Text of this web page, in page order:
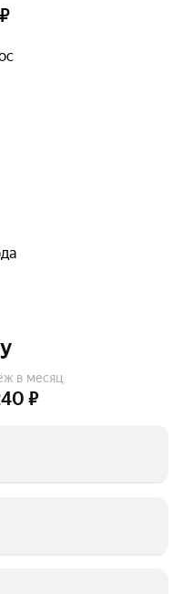
в месяц
₽